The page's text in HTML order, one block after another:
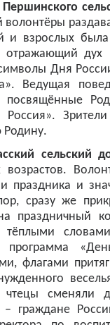
Першинского
волонтёры
и взрослых
отражающий
Дня
Ведущая
посвящённые
Родину.
сельский
праздника и
сразу же
праздничный
программа
флагами
чтецы
граждане